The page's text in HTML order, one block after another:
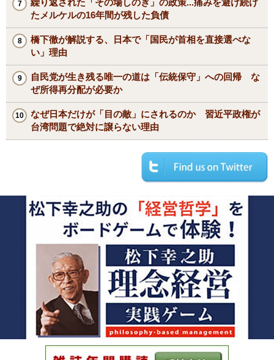
繰り返された「その場しのぎ」の政策...痛みを避け続け
たメルケルの16年間が残した負債
橋下徹が解説する、日本で「国民が首相を直接選べな
い」理由
自民党が生き残る唯一の道は「伝統保守」への回帰 な
ぜ所得再分配が必要か
なぜ日本だけが「目の敵」にされるのか 習近平政権が
台湾問題で絶対に譲らない理由